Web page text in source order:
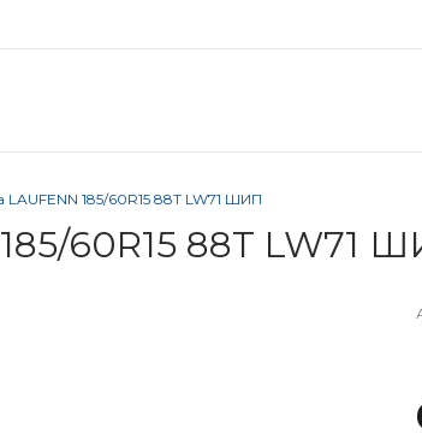
185/60R15 88T LW71 ШИП
60R15 88T LW71